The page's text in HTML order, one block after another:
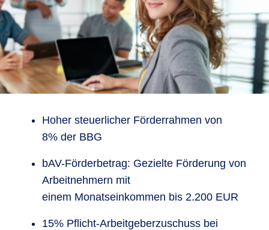
Hoher steuerlicher Förderrahmen von
8% der BBG
bAV-Förderbetrag: Gezielte Förderung von
Arbeitnehmern mit
einem Monatseinkommen bis 2.200 EUR
15% Pflicht-Arbeitgeberzuschuss bei